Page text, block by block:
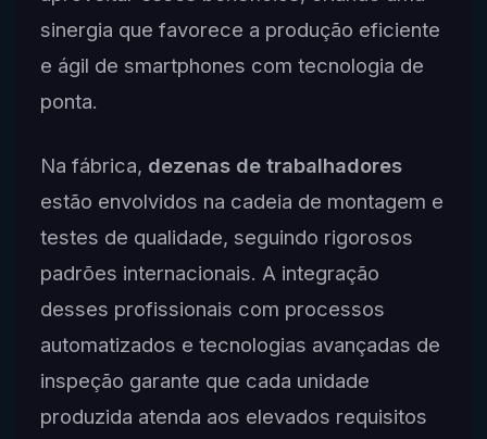
sinergia que favorece a produção eficiente
e ágil de smartphones com tecnologia de
ponta.
Na fábrica, dezenas de trabalhadores
estão envolvidos na cadeia de montagem e
testes de qualidade, seguindo rigorosos
padrões internacionais. A integração
desses profissionais com processos
automatizados e tecnologias avançadas de
inspeção garante que cada unidade
produzida atenda aos elevados requisitos